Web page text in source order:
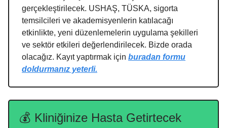
gerçekleştirilecek. USHAŞ, TÜSKA, sigorta
temsilcileri ve akademisyenlerin katılacağı
etkinlikte, yeni düzenlemelerin uygulama şekilleri
ve sektör etkileri değerlendirilecek. Bizde orada
olacağız. Kayıt yaptırmak için buradan formu
doldurmanız yeterli.
💰 Kliniğinize Hasta Getirtecek